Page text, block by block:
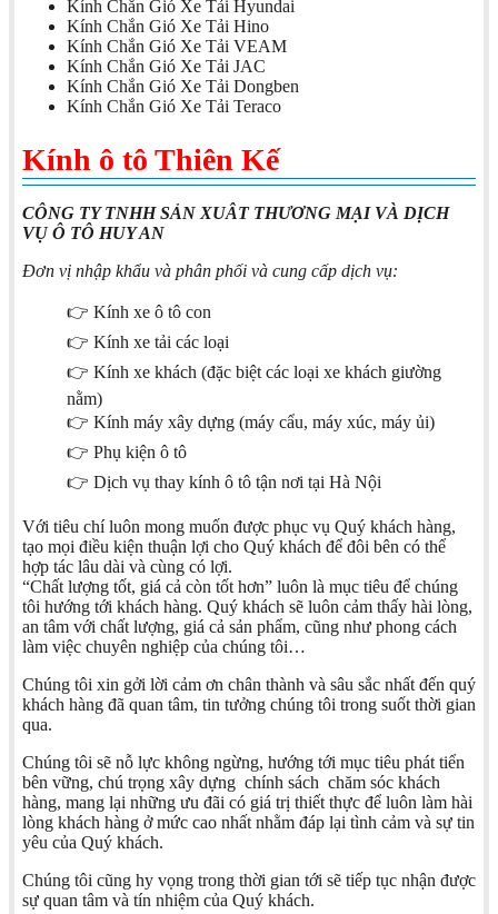
Kính Chắn Gió Xe Tải Hyundai
Kính Chắn Gió Xe Tải Hino
Kính Chắn Gió Xe Tải VEAM
Kính Chắn Gió Xe Tải JAC
Kính Chắn Gió Xe Tải Dongben
Kính Chắn Gió Xe Tải Teraco
Kính ô tô Thiên Kế
CÔNG TY TNHH SẢN XUÂT THƯƠNG MẠI VÀ DỊCH
VỤ Ô TÔ HUY AN
Đơn vị nhập khẩu và phân phối và cung cấp dịch vụ:
👉 Kính xe ô tô con
👉 Kính xe tải các loại
👉 Kính xe khách (đặc biệt các loại xe khách giường
nằm)
👉 Kính máy xây dựng (máy cẩu, máy xúc, máy ủi)
👉 Phụ kiện ô tô
👉 Dịch vụ thay kính ô tô tận nơi tại Hà Nội
Với tiêu chí luôn mong muốn được phục vụ Quý khách hàng,
tạo mọi điều kiện thuận lợi cho Quý khách để đôi bên có thể
hợp tác lâu dài và cùng có lợi.
“Chất lượng tốt, giá cả còn tốt hơn” luôn là mục tiêu để chúng
tôi hướng tới khách hàng. Quý khách sẽ luôn cảm thấy hài lòng,
an tâm với chất lượng, giá cả sản phẩm, cũng như phong cách
làm việc chuyên nghiệp của chúng tôi…
Chúng tôi xin gởi lời cảm ơn chân thành và sâu sắc nhất đến quý
khách hàng đã quan tâm, tin tưởng chúng tôi trong suốt thời gian
qua.
Chúng tôi sẽ nỗ lực không ngừng, hướng tới mục tiêu phát tiển
bên vững, chú trọng xây dựng chính sách chăm sóc khách
hàng, mang lại những ưu đãi có giá trị thiết thực để luôn làm hài
lòng khách hàng ở mức cao nhất nhằm đáp lại tình cảm và sự tin
yêu của Quý khách.
Chúng tôi cũng hy vọng trong thời gian tới sẽ tiếp tục nhận được
sự quan tâm và tín nhiệm của Quý khách.